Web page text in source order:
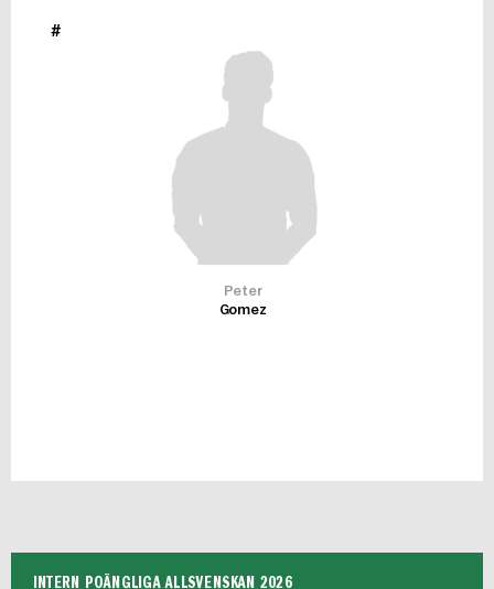
#
Peter
Gomez
INTERN POÄNGLIGA ALLSVENSKAN 2026